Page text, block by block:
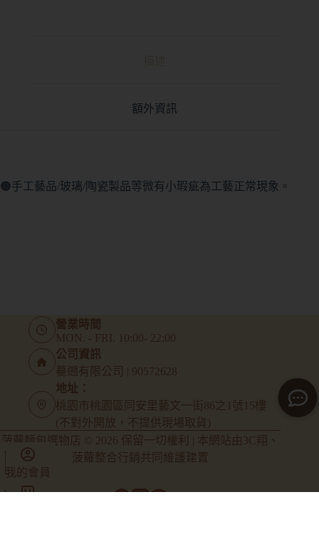
額外資訊
🟠手工藝品/玻璃/陶瓷製品等微有小瑕疵為工藝正常現象。
營業時間
MON. - FRI. 10:00- 22:00
公司資訊
驀遡有限公司 | 90572628
地址：
桃園市桃園區同安里藝文一街86之1號15樓
(不對外開放，不提供現場取貨)
菠蘿麵包選物店 © 2026 保留一切權利 | 本網站由 3C翔
、
菠蘿整合行銷 共同維護建置
我的會員